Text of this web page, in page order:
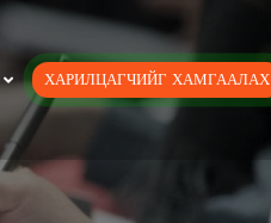
ХАРИЛЦАГЧИЙГ ХАМГААЛАХ